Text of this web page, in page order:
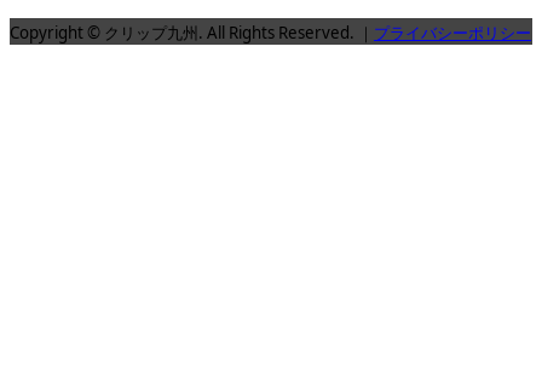
Copyright © クリップ九州. All Rights Reserved. ｜ プライバシーポリシー